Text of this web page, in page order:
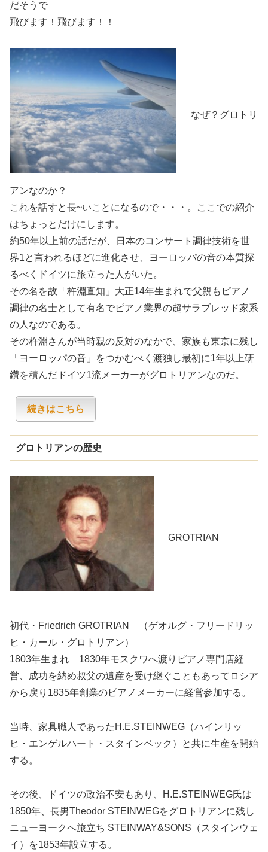
だそうで
飛びます！飛びます！！
なぜ？グロトリ
アンなのか？
これを話すと長~いことになるので・・・。ここでの紹介
はちょっとだけにします。
約50年以上前の話だが、日本のコンサート調律技術を世
界1と言われるほどに進化させ、ヨーロッパの音の本質探
るべくドイツに旅立った人がいた。
その名を故「杵淵直知」大正14年生まれで父親もピアノ
調律の名士として有名でピアノ業界の超サラブレッド家系
の人なのである。
その杵淵さんが当時親の反対のなかで、家族も東京に残し
「ヨーロッパの音」をつかむべく渡独し最初に1年以上研
鑽を積んだドイツ1流メーカーがグロトリアンなのだ。
続きはこちら
グロトリアンの歴史
GROTRIAN
初代・Friedrich GROTRIAN （ゲオルグ・フリードリッ
ヒ・カール・グロトリアン）
1803年生まれ 1830年モスクワへ渡りピアノ専門店経
営、成功を納め叔父の遺産を受け継ぐこともあってロシア
から戻り1835年創業のピアノメーカーに経営参加する。
当時、家具職人であったH.E.STEINWEG（ハインリッ
ヒ・エンゲルハート・スタインベック）と共に生産を開始
する。
その後、ドイツの政治不安もあり、H.E.STEINWEG氏は
1850年、長男Theodor STEINWEGをグロトリアンに残し
ニューヨークへ旅立ち STEINWAY&SONS（スタインウェ
イ）を1853年設立する。